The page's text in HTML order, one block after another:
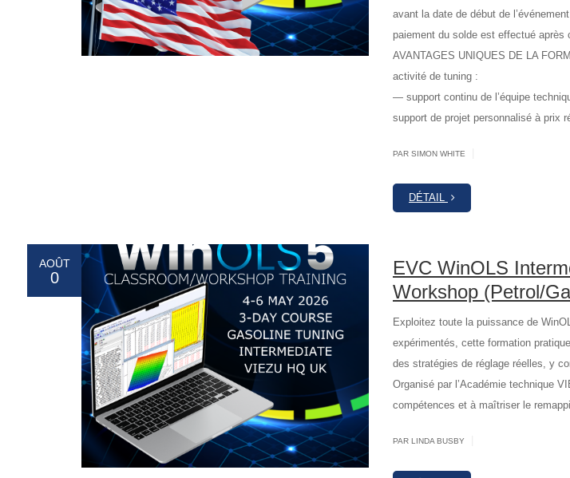
avant la date de début de
paiement du solde est effectué après
AVANTAGES UNIQUES DE LA
activité de tuning :
— support continu de l’équipe
support de projet personnalisé à prix
PAR SIMON WHITE
DÉTAIL
AOÛT
0
EVC WinOLS
Workshop (Petrol/
Exploitez toute la puissance de
expérimentés, cette formation
des stratégies de réglage réelles, y
Organisé par l’Académie technique
compétences et à maîtriser le
PAR LINDA BUSBY